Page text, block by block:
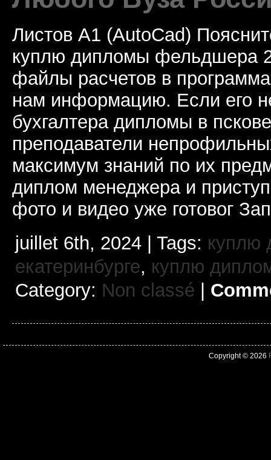
Листов А1 (AutoCad)
куплю дипломы фельдшера
файлы расчетов в
нам информацию. Если его
бухгалтера дипломы в
преподаватели
максимум знаний по их
диплом менеджера и
фото и видео уже готовог
juillet 6th, 2024 | Tags: куплю
екатеринбурге, куплю
Category: Non classé |
Copyright © 2026